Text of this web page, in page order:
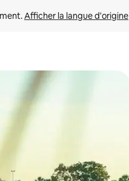
Afficher la langue d'origine